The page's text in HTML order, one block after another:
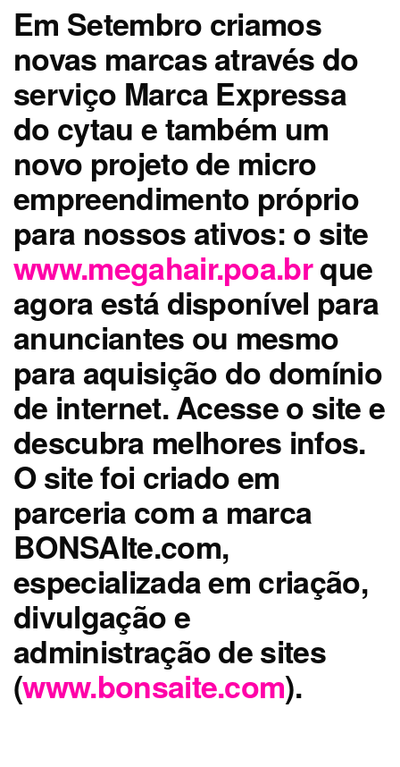
Em Setembro criamos
novas marcas através do
serviço Marca Expressa
do cytau e também um
novo projeto de micro
empreendimento próprio
para nossos ativos: o site
www.megahair.poa.brque
agora está disponível para
anunciantes ou mesmo
para aquisição do domínio
de internet. Acesse o site e
descubra melhores infos.
O site foi criado em
parceria com a marca
BONSAIte.com,
especializada em criação,
divulgação e
administração de sites
(www.bonsaite.com).